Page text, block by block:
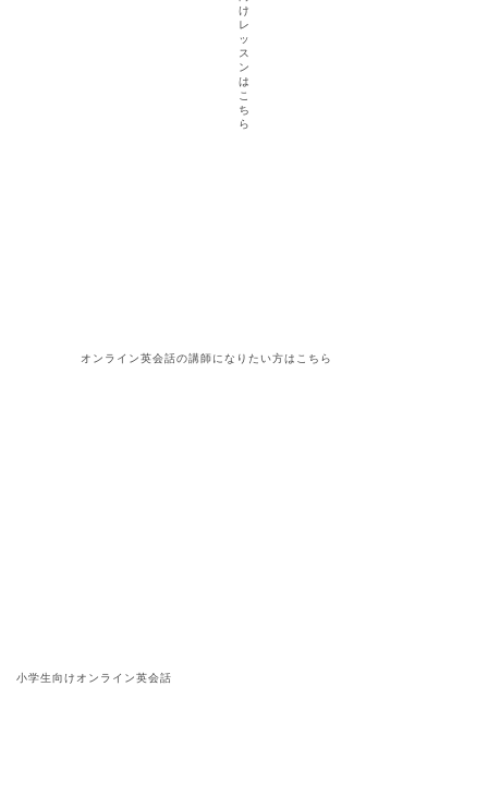
け
レ
ッ
ス
ン
は
こ
ち
ら
オンライン英会話の講師になりたい方はこちら
小学生向けオンライン英会話